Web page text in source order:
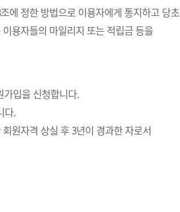
에 정한 방법으로 이용자에게 통지하고 당초
용자들의 마일리지 또는 적립금 등을
입을 신청합니다.
다.
원자격 상실 후 3년이 경과한 자로서